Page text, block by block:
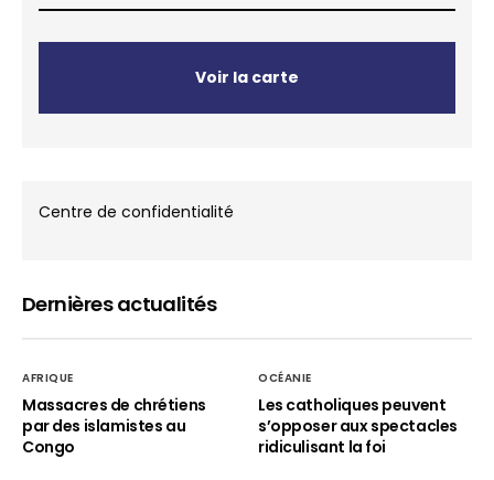
Voir la carte
Centre de confidentialité
Dernières actualités
AFRIQUE
Massacres de chrétiens
par des islamistes au
Congo
OCÉANIE
Les catholiques peuvent
s’opposer aux spectacles
ridiculisant la foi